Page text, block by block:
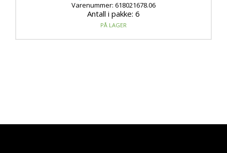
Varenummer: 618021678.06
Antall i pakke: 6
PÅ LAGER